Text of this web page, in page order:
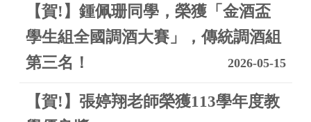
【賀!】鍾佩珊同學，榮獲「金酒盃
學生組全國調酒大賽」，傳統調酒組
第三名！
2026-05-15
【賀!】張婷翔老師榮獲113學年度教